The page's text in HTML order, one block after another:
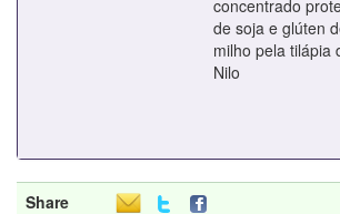
concentrado
de soja e glúten
milho pela tilápia
Nilo
Share